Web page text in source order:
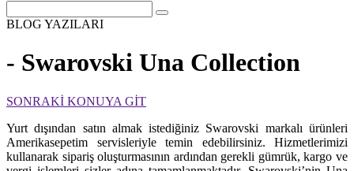
BLOG YAZILARI
- Swarovski Una Collection
SONRAKİ KONUYA GİT
Yurt dışından satın almak istediğiniz Swarovski markalı ürünleri
Amerikasepetim servisleriyle temin edebilirsiniz. Hizmetlerimizi
kullanarak sipariş oluşturmasının ardından gerekli gümrük, kargo ve